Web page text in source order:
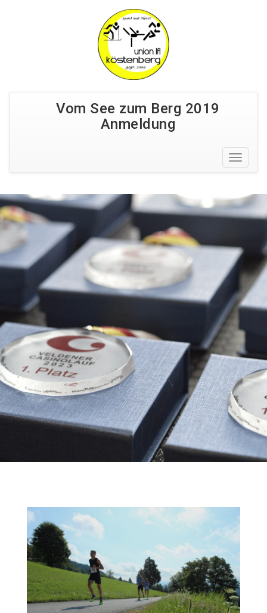
Vom See zum Berg 2019
Anmeldung